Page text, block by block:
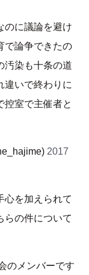
のに議論を避け
で論争できたの
汚染も十条の道
違いで終わりに
控室で主催者と
2017
心を加えられて
らの件について
のメンバーです